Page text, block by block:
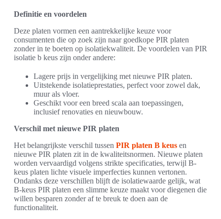
Definitie en voordelen
Deze platen vormen een aantrekkelijke keuze voor
consumenten die op zoek zijn naar goedkope PIR platen
zonder in te boeten op isolatiekwaliteit. De voordelen van PIR
isolatie b keus zijn onder andere:
Lagere prijs in vergelijking met nieuwe PIR platen.
Uitstekende isolatieprestaties, perfect voor zowel dak,
muur als vloer.
Geschikt voor een breed scala aan toepassingen,
inclusief renovaties en nieuwbouw.
Verschil met nieuwe PIR platen
Het belangrijkste verschil tussen PIR platen B keus en
nieuwe PIR platen zit in de kwaliteitsnormen. Nieuwe platen
worden vervaardigd volgens strikte specificaties, terwijl B-
keus platen lichte visuele imperfecties kunnen vertonen.
Ondanks deze verschillen blijft de isolatiewaarde gelijk, wat
B-keus PIR platen een slimme keuze maakt voor diegenen die
willen besparen zonder af te breuk te doen aan de
functionaliteit.